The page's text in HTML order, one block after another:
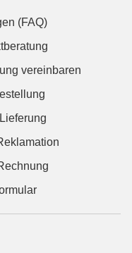
(FAQ)
vereinbaren